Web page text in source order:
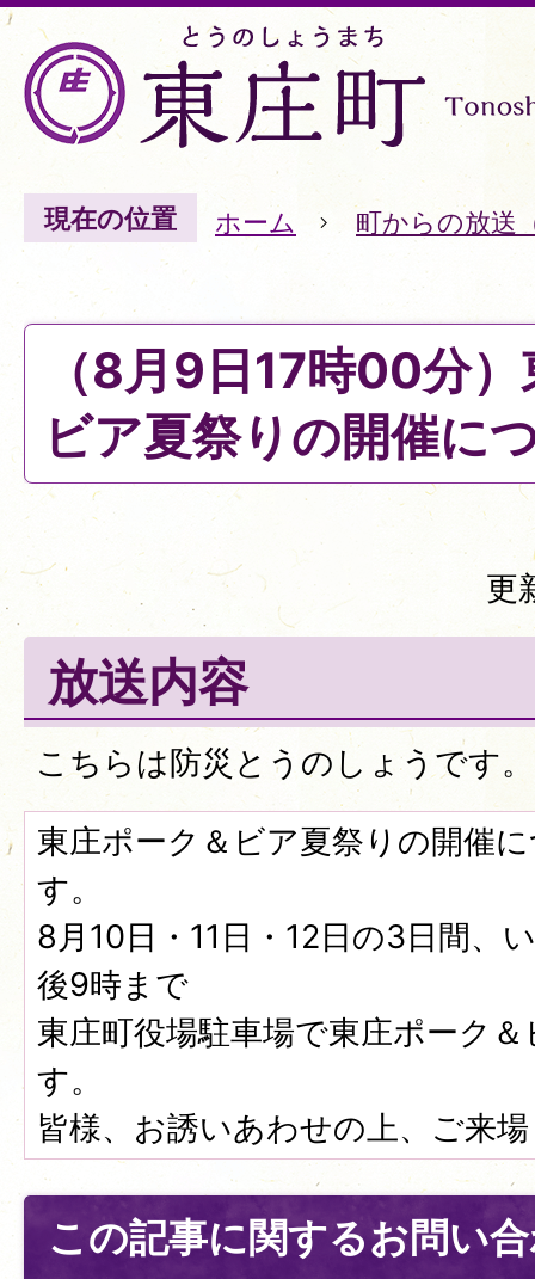
現在の位置 ホーム 町からの放送
（8月9日17時00分
ビア夏祭りの開催に
更
放送内容
こちらは防災とうのしょうです。
東庄ポーク＆ビア夏祭りの開催
す。
8月10日・11日・12日の3日間、
後9時まで
東庄町役場駐車場で東庄ポーク
す。
皆様、お誘いあわせの上、ご来
この記事に関するお問い